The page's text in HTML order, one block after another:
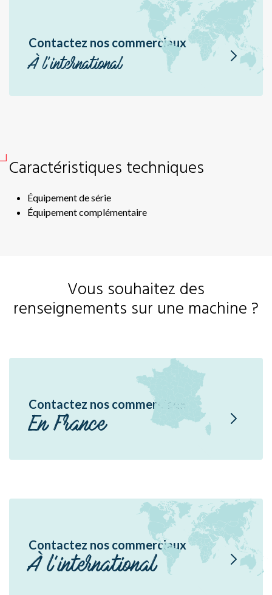
Contactez nos commerciaux
À l'international
Caractéristiques techniques
Équipement de série
Équipement complémentaire
Vous souhaitez des
renseignements sur une machine ?
Contactez nos commerciaux
En France
Contactez nos commerciaux
À l'international